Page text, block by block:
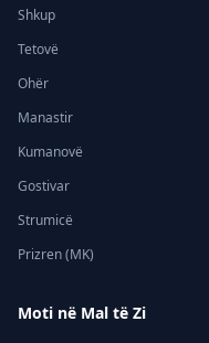
Shkup
Tetovë
Ohër
Manastir
Kumanovë
Gostivar
Strumicë
Prizren (MK)
Moti në Mal të Zi